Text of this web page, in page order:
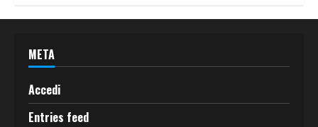
META
Accedi
Entries feed